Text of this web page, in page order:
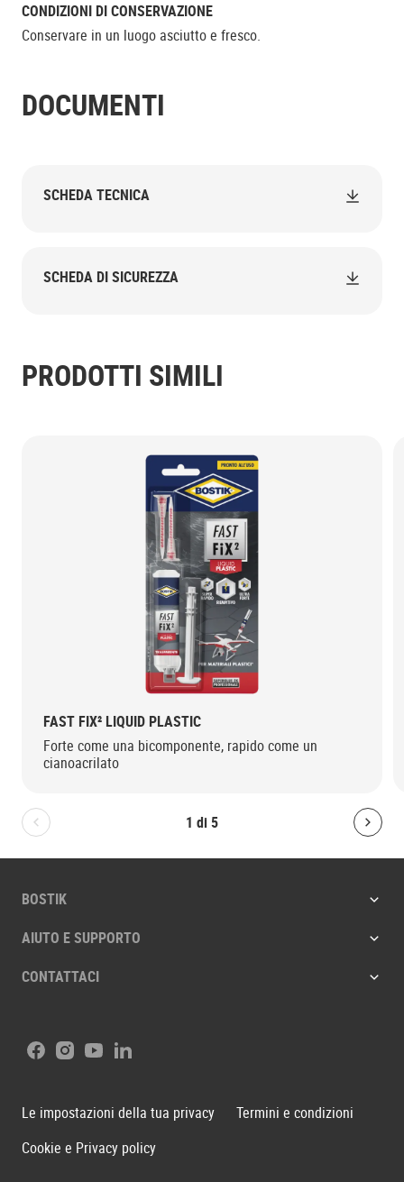
CONDIZIONI DI CONSERVAZIONE
Conservare in un luogo asciutto e fresco.
DOCUMENTI
SCHEDA TECNICA
SCHEDA DI SICUREZZA
PRODOTTI SIMILI
1 di5
Bolton.General.PreviousSlide
FAST FIX² LIQUID PLASTIC
Forte come una bicomponente, rapido come un
cianoacrilato
BOSTIK
AIUTO E SUPPORTO
CONTATTACI
Facebook
Instagram
YoutubeLinkedIn
Le impostazioni della tua privacy
Termini e condizioni
Cookie e Privacy policy